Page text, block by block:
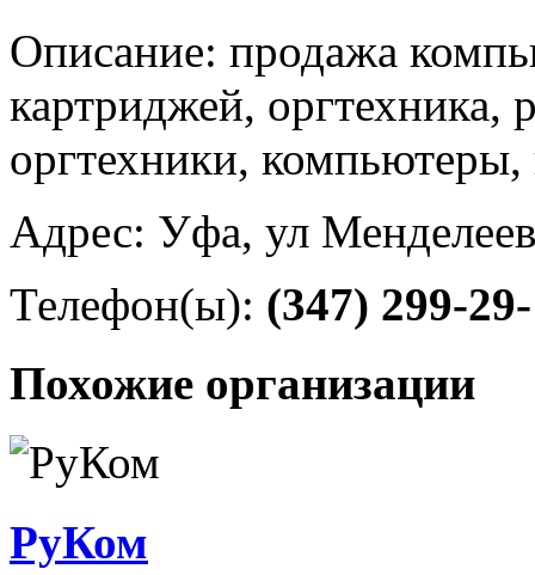
Описание: продажа
картриджей, оргтехника,
оргтехники,
Адрес: Уфа, ул
Телефон(ы): (347) 299-
Похожие организации
РуКом